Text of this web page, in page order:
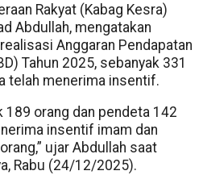
Rakyat (Kabag Kesra)
Abdullah, mengatakan
Anggaran Pendapatan
Tahun 2025, sebanyak 331
telah menerima insentif.
189 orang dan pendeta 142
insentif imam dan
ujar Abdullah saat
Rabu (24/12/2025).